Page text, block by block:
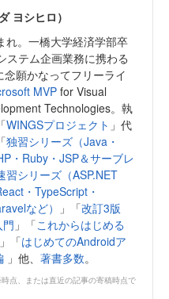
ヨシヒロ）
れ。一橋大学経済学部卒
ステム企画業務に携わる
願かなってフリーライ
MVPfor Visual
Technologies。執
WINGSプロジェクト 」代
独習シリーズ（Java・
・Ruby・JSP＆サーブレ
習シリーズ（ASP.NET
・TypeScript・
など）
」「改訂3版
」「これからはじめる
」「はじめてのAndroidア
」他、 著書多数。
点、または直近の記事の寄稿時点で